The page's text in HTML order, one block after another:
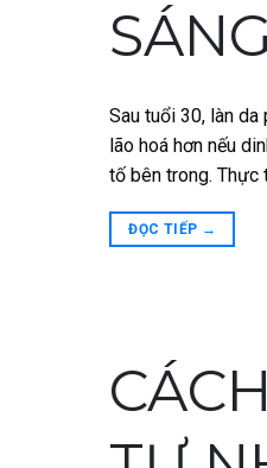
Sau tuổi 30, làn
lão hoá hơn nếu
tố bên trong. Thực
ĐỌC TIẾP →